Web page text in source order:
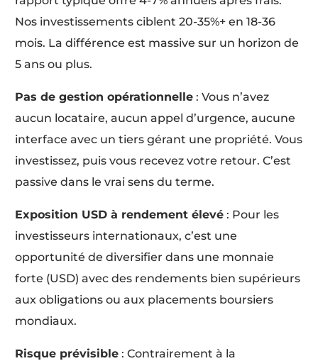
Nos investissements ciblent 20-35%+ en 18-36
mois. La différence est massive sur un horizon de
5 ans ou plus.
Pas de gestion opérationnelle : Vous n’avez
aucun locataire, aucun appel d’urgence, aucune
interface avec un tiers gérant une propriété. Vous
investissez, puis vous recevez votre retour. C’est
passive dans le vrai sens du terme.
Exposition USD à rendement élevé : Pour les
investisseurs internationaux, c’est une
opportunité de diversifier dans une monnaie
forte (USD) avec des rendements bien supérieurs
aux obligations ou aux placements boursiers
mondiaux.
Risque prévisible : Contrairement à la